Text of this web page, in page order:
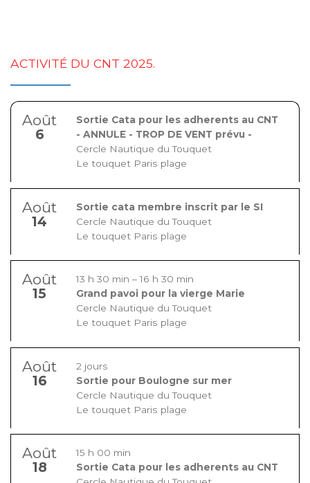
ACTIVITÉ DU CNT 2025.
Août
6
Sortie Cata pour les adherents au CNT
- ANNULE - TROP DE VENT prévu -
Cercle Nautique du Touquet
Le touquet Paris plage
Août
14
Sortie cata membre inscrit par le SI
Cercle Nautique du Touquet
Le touquet Paris plage
Août
15
13 h 30 min – 16 h 30 min
Grand pavoi pour la vierge Marie
Cercle Nautique du Touquet
Le touquet Paris plage
Août
16
2 jours
Sortie pour Boulogne sur mer
Cercle Nautique du Touquet
Le touquet Paris plage
Août
18
15 h 00 min
Sortie Cata pour les adherents au CNT